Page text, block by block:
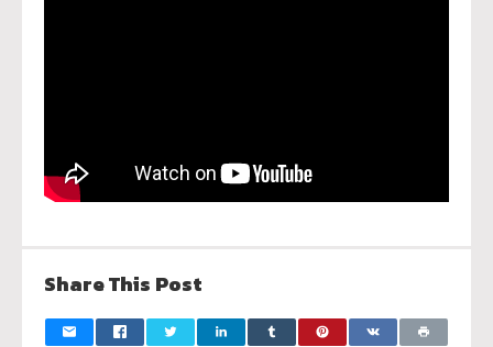
Share This Post